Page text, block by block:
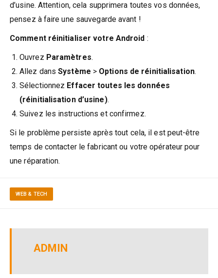
d’usine. Attention, cela supprimera toutes vos données,
pensez à faire une sauvegarde avant !
Comment réinitialiser votre Android :
Ouvrez Paramètres.
Allez dansSystème > Options de réinitialisation.
Sélectionnez Effacer toutes les données
(réinitialisation d’usine).
Suivez les instructions et confirmez.
Si le problème persiste après tout cela, il est peut-être
temps de contacter le fabricant ou votre opérateur pour
une réparation.
WEB & TECH
ADMIN